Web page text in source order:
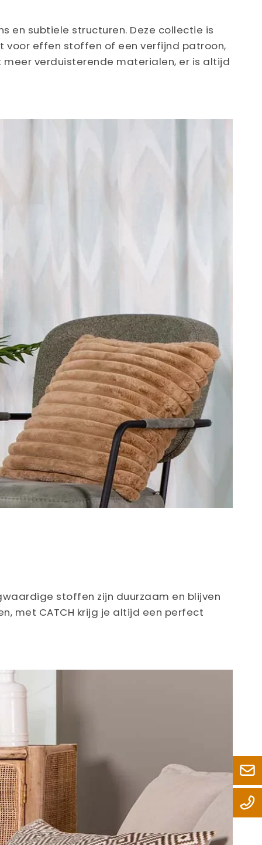
en subtiele structuren. Deze collectie is
voor effen stoffen of een verfijnd patroon,
verduisterende materialen, er is altijd
stoffen zijn duurzaam en blijven
met CATCH krijg je altijd een perfect